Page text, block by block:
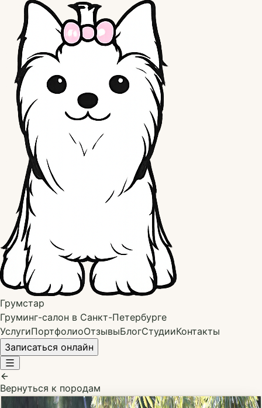
Грумстар
Груминг-салон в Санкт-Петербурге
УслугиПортфолиоОтзывыБлогСтудииКонтакты
Записаться онлайн
Вернуться к породам